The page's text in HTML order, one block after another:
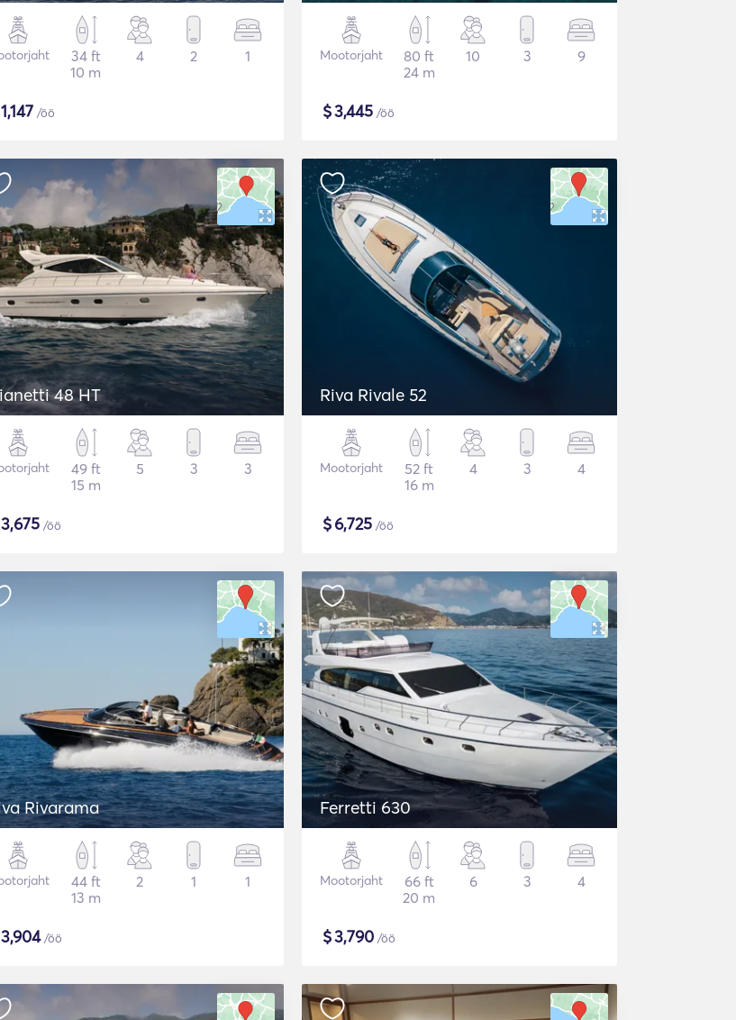
34 ft
10 m
4 2 1
1,147 /öö
Mootorjaht
80 ft
24 m
10 3 9
$3,445 /öö
48 HT
49 ft
15 m
5 3 3
3,675 /öö
Riva Rivale 52
Mootorjaht
52 ft
16 m
4 3 4
$6,725 /öö
Rivarama
44 ft
13 m
2 1 1
3,904/öö
Ferretti 630
Mootorjaht
66 ft
20 m
6 3 4
$3,790 /öö